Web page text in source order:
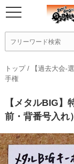
トップ/ 【過去大会-
手権
【メタルBIG】
前・背番号入れ